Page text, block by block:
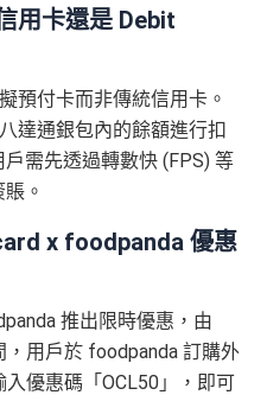
用卡還是 Debit
預付卡而非傳統信用卡。
達通銀包內的餘額進行扣
需先透過轉數快 (FPS) 等
。
x foodpanda 優惠
推出限時優惠，由
用戶於 foodpanda 訂購外
優惠碼「OCL50」，即可